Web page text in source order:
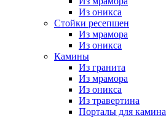
Из оникса
Стойки ресепшен
Из мрамора
Из оникса
Камины
Из гранита
Из мрамора
Из оникса
Из травертина
Порталы для камина